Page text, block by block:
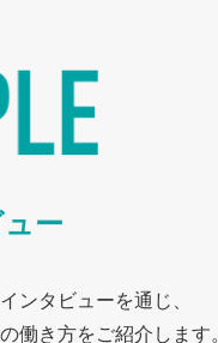
ー
ンタビューを通じ、
働き方をご紹介します